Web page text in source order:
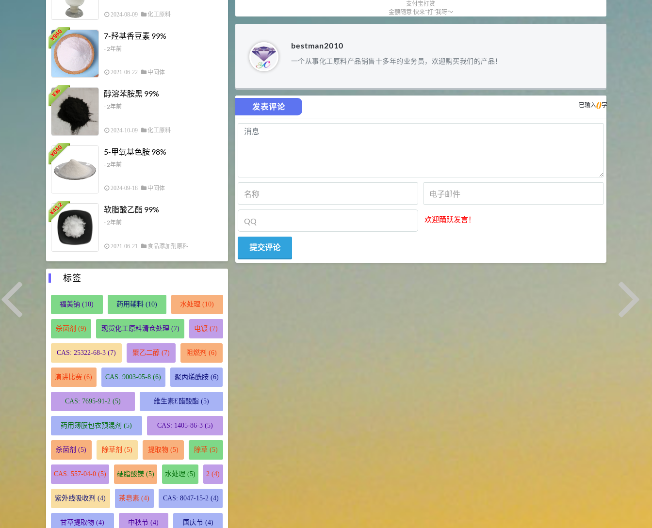
支付宝打赏
金额随意 快来“打”我呀～
bestman2010
一个从事化工原料产品销售十多年的业务员，欢迎购买我们的产品！
发表评论 已输入0字
欢迎踊跃发言！
2024-08-09 化工原料
¥
960 7-羟基香豆素 99%
- 2年前
2021-06-22 中间体
¥
36 醇溶苯胺黑 99%
- 2年前
2024-10-09 化工原料
¥
840 5-甲氧基色胺 98%
- 2年前
2024-09-18 中间体
¥
43.2 软脂酸乙酯 99%
- 2年前
2021-06-21 食品添加剂原料
浏览量 - 1.64w
11.25 D-异抗坏血酸钠 98%
浏览量 - 1.55w
34.8 10 DL-蛋氨酸 99%
标签
福美钠 (10) 药用辅料 (10) 水处理 (10)
杀菌剂 (9) 现货化工原料清仓处理 (7) 电镀 (7)
CAS: 25322-68-3(7) 聚乙二醇(7) 阻燃剂 (6)
演讲比赛 (6) CAS: 9003-05-8 (6) 聚丙烯酰胺(6)
CAS: 7695-91-2 (5) 维生素E醋酸酯(5)
药用薄膜包衣预混剂 (5) CAS: 1405-86-3(5)
杀菌剂 (5) 除草剂 (5) 提取物(5) 除草(5)
CAS: 557-04-0(5) 硬脂酸镁(5) 水处理 (5) 2 (4)
紫外线吸收剂 (4) 茶皂素 (4) CAS: 8047-15-2 (4)
甘草提取物 (4) 中秋节 (4) 国庆节(4)